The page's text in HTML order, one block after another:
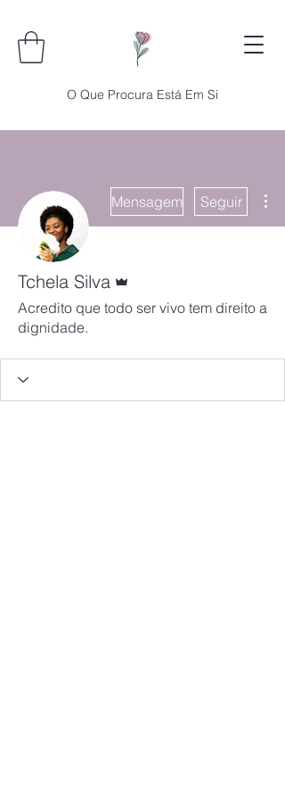
O Que Procura Está Em Si
Mensagem Seguir
Tchela Silva
Acredito que todo ser vivo tem direito a
dignidade.